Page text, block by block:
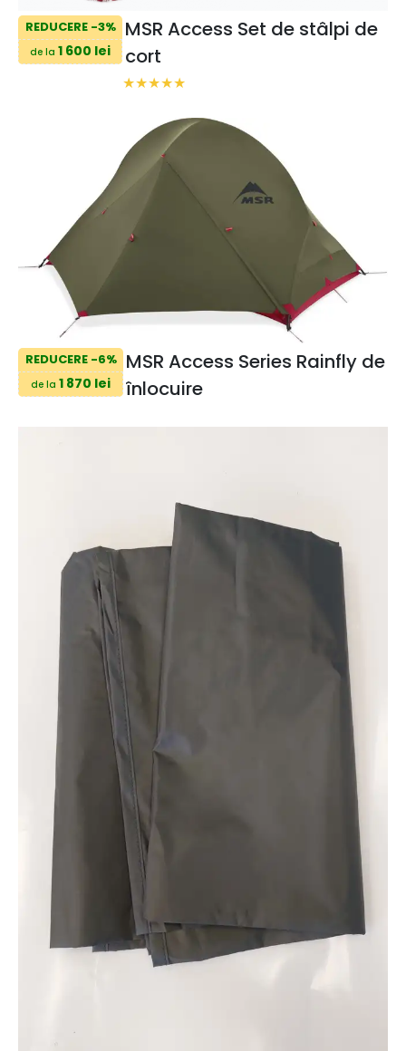
REDUCERE -3%
de la 1 600 lei
MSR Access Set de stâlpi de
cort
REDUCERE -6%
de la 1 870 lei
MSR Access Series Rainfly de
înlocuire